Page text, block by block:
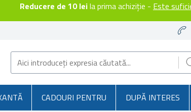
Reducere de 10 leila prima achiziție - Este
CADOURI PENTRU DUPĂ INTERES